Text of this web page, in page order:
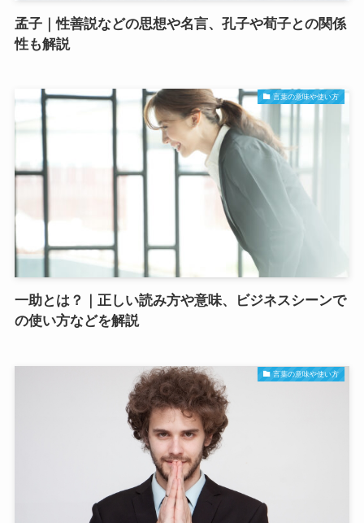
孟子｜性善説などの思想や名言、孔子や荀子との関係
性も解説
言葉の意味や使い方
一助とは？｜正しい読み方や意味、ビジネスシーンで
の使い方などを解説
言葉の意味や使い方